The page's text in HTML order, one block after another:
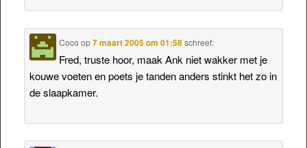
Coco op7 maart 2005 om 01:58 schreef:
Fred, truste hoor, maak Ank niet wakker met je
kouwe voeten en poets je tanden anders stinkt het zo in
de slaapkamer.